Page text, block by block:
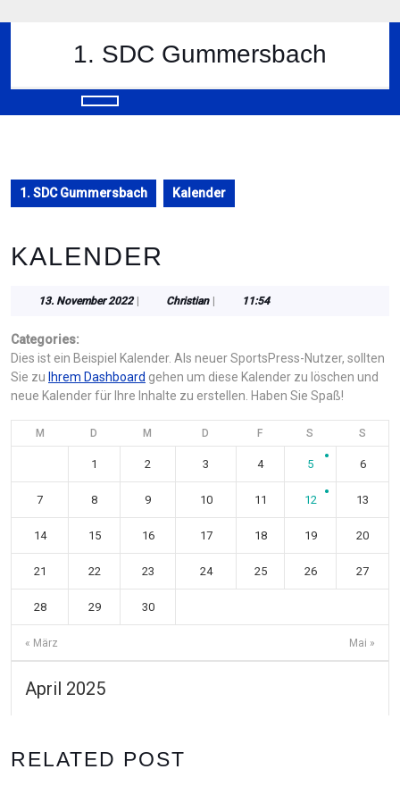
to
1. SDC Gummersbach
Button
1. SDC Gummersbach Kalender
KALENDER
13. November 202213.
ChristianChristian11:54
Categories:
Dies ist ein Beispiel Kalender. Als neuer SportsPress-Nutzer, sollten
Sie zu Ihrem Dashboard gehen um diese Kalender zu löschen und
neue Kalender für Ihre Inhalte zu erstellen. Haben Sie Spaß!
April 2025
M D M D F S S
« März Mai »
1 2 3 4 5 6
7 8 9 10 11 12 13
14 15 16 17 18 19 20
21 22 23 24 25 26 27
28 29 30
RELATED POST